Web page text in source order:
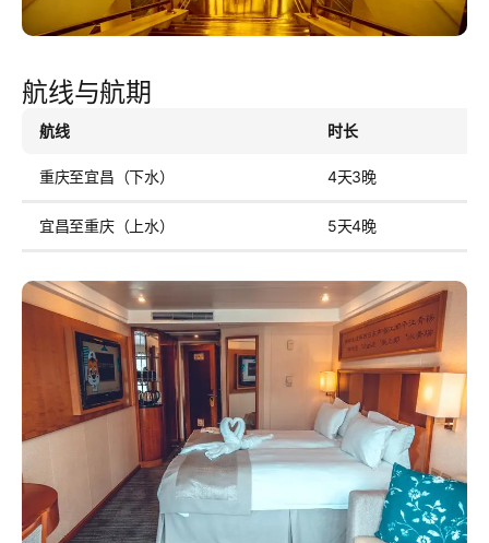
航线与航期
航线 时长
重庆至宜昌（下水） 4天3晚
宜昌至重庆（上水） 5天4晚